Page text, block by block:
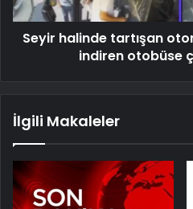
Seyir halinde tartışan
indiren otobüse
İlgili Makaleler